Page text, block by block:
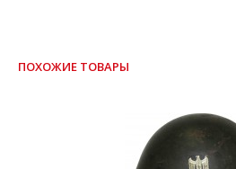
ПОХОЖИЕ ТОВАРЫ